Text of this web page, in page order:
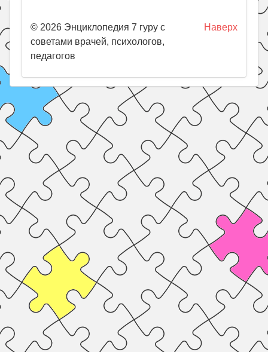
Наверх
© 2026 Энциклопедия 7 гуру с
советами врачей, психологов,
педагогов